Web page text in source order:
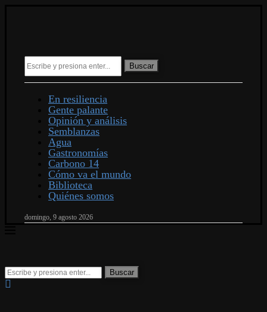
Buscar
En resiliencia
Gente palante
Opinión y análisis
Semblanzas
Agua
Gastronomías
Carbono 14
Cómo va el mundo
Biblioteca
Quiénes somos
domingo, 9 agosto 2026